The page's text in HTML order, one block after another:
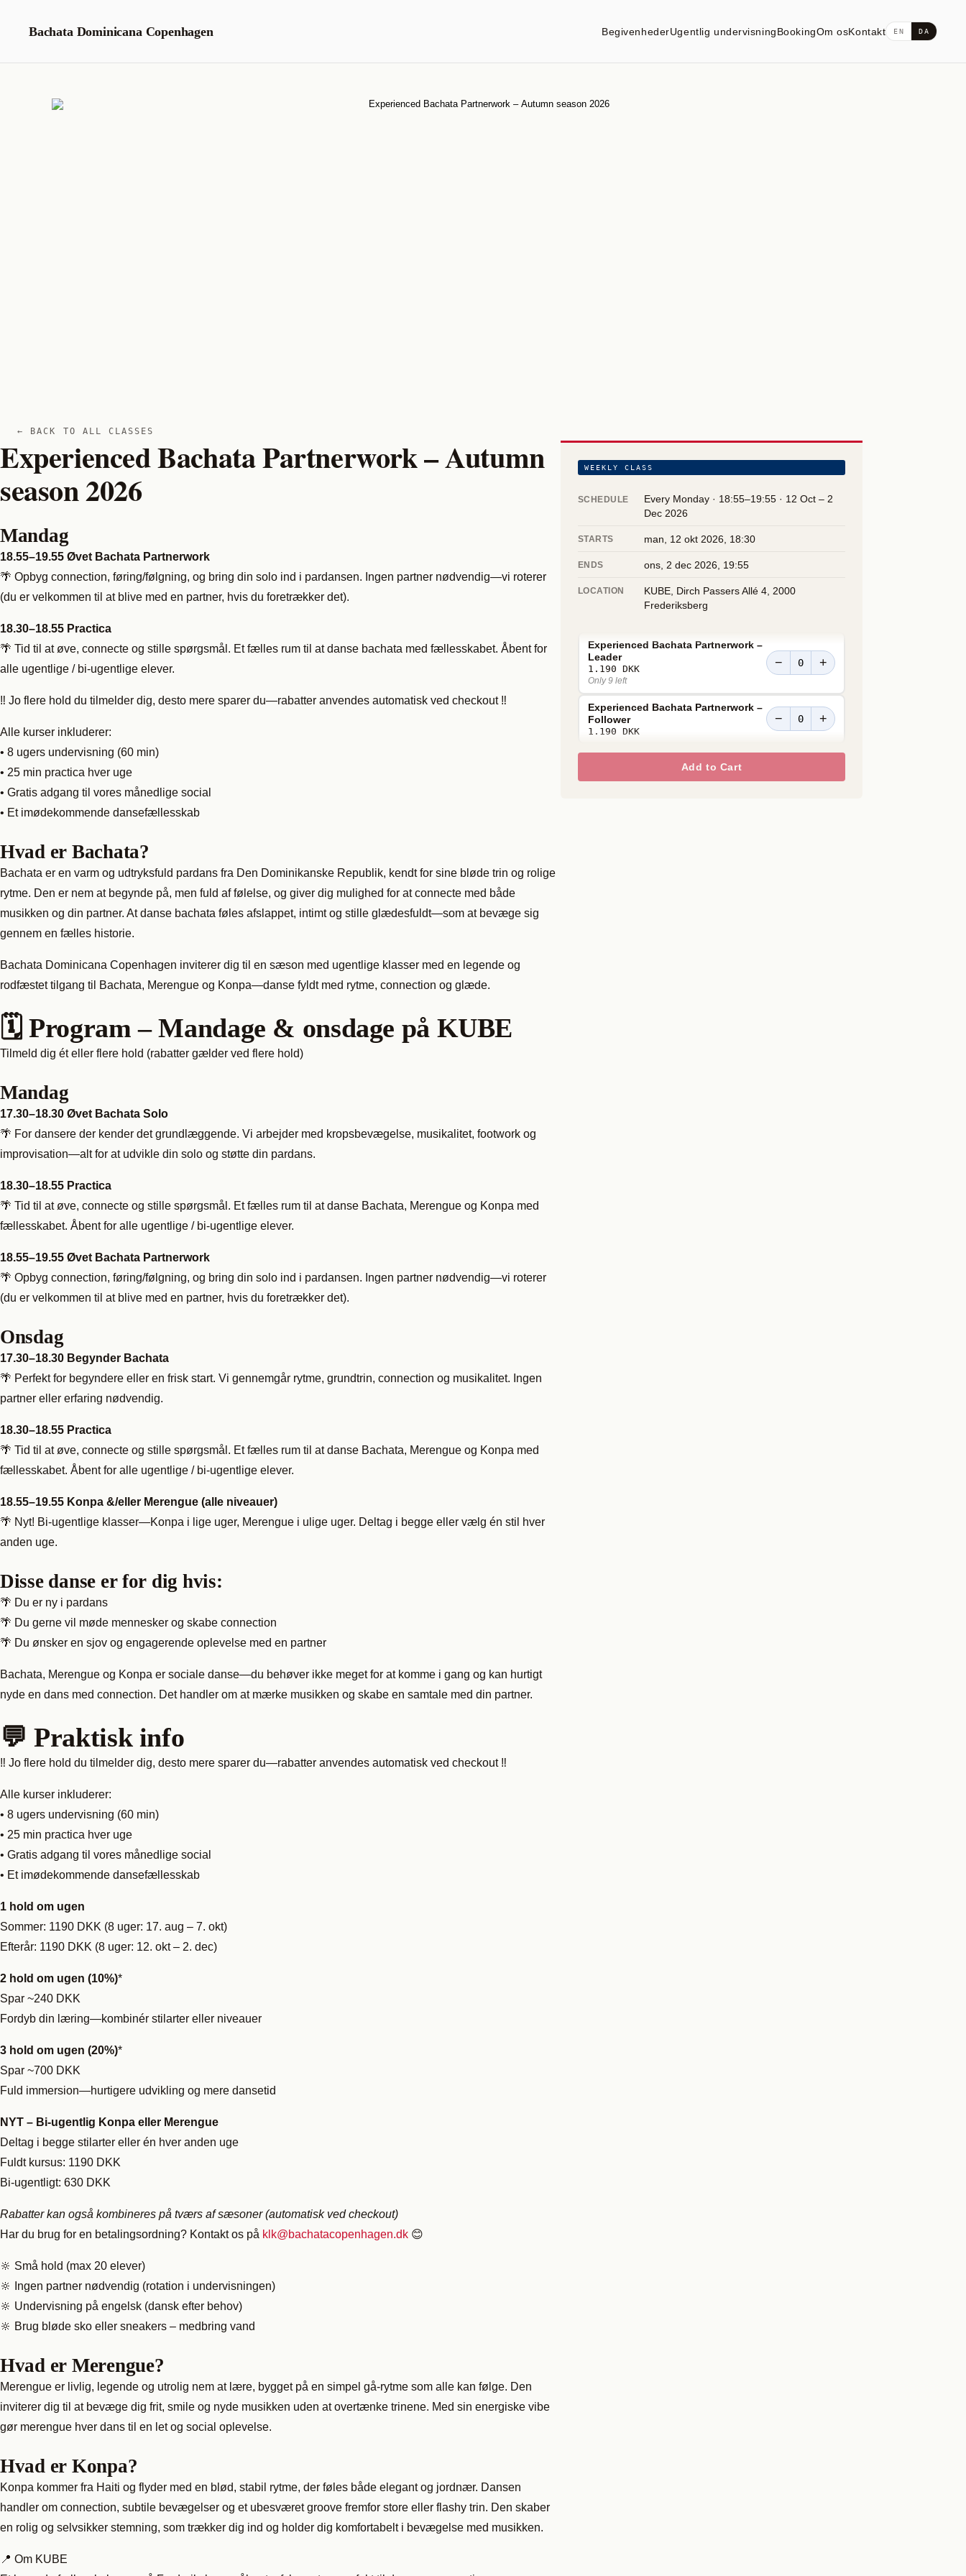
Bachata Dominicana Copenhagen BegivenhederUgentlig undervisningBookingOm osKontakt EN DA
← BACK TO ALL CLASSES
WEEKLY CLASS
SCHEDULE
Every Monday · 18:55–19:55 · 12 Oct – 2
Dec 2026
STARTS man, 12 okt 2026, 18:30
ENDS ons, 2 dec 2026, 19:55
LOCATION
KUBE, Dirch Passers Allé 4, 2000
Frederiksberg
Experienced Bachata Partnerwork –
Leader
1.190 DKK
Only 9 left
− +
Experienced Bachata Partnerwork –
Follower
1.190 DKK
− +
Add to Cart
Experienced Bachata Partnerwork – Autumn
season 2026
Mandag
18.55–19.55 Øvet Bachata Partnerwork
🌴 Opbyg connection, føring/følgning, og bring din solo ind i pardansen. Ingen partner nødvendig—vi roterer
(du er velkommen til at blive med en partner, hvis du foretrækker det).
18.30–18.55 Practica
🌴 Tid til at øve, connecte og stille spørgsmål. Et fælles rum til at danse bachata med fællesskabet. Åbent for
alle ugentlige / bi-ugentlige elever.
‼️ Jo flere hold du tilmelder dig, desto mere sparer du—rabatter anvendes automatisk ved checkout ‼️
Alle kurser inkluderer:
• 8 ugers undervisning (60 min)
• 25 min practica hver uge
• Gratis adgang til vores månedlige social
• Et imødekommende dansefællesskab
Hvad er Bachata?
Bachata er en varm og udtryksfuld pardans fra Den Dominikanske Republik, kendt for sine bløde trin og rolige
rytme. Den er nem at begynde på, men fuld af følelse, og giver dig mulighed for at connecte med både
musikken og din partner. At danse bachata føles afslappet, intimt og stille glædesfuldt—som at bevæge sig
gennem en fælles historie.
Bachata Dominicana Copenhagen inviterer dig til en sæson med ugentlige klasser med en legende og
rodfæstet tilgang til Bachata, Merengue og Konpa—danse fyldt med rytme, connection og glæde.
🗓 Program – Mandage & onsdage på KUBE
Tilmeld dig ét eller flere hold (rabatter gælder ved flere hold)
Mandag
17.30–18.30 Øvet Bachata Solo
🌴 For dansere der kender det grundlæggende. Vi arbejder med kropsbevægelse, musikalitet, footwork og
improvisation—alt for at udvikle din solo og støtte din pardans.
18.30–18.55 Practica
🌴 Tid til at øve, connecte og stille spørgsmål. Et fælles rum til at danse Bachata, Merengue og Konpa med
fællesskabet. Åbent for alle ugentlige / bi-ugentlige elever.
18.55–19.55 Øvet Bachata Partnerwork
🌴 Opbyg connection, føring/følgning, og bring din solo ind i pardansen. Ingen partner nødvendig—vi roterer
(du er velkommen til at blive med en partner, hvis du foretrækker det).
Onsdag
17.30–18.30 Begynder Bachata
🌴 Perfekt for begyndere eller en frisk start. Vi gennemgår rytme, grundtrin, connection og musikalitet. Ingen
partner eller erfaring nødvendig.
18.30–18.55 Practica
🌴 Tid til at øve, connecte og stille spørgsmål. Et fælles rum til at danse Bachata, Merengue og Konpa med
fællesskabet. Åbent for alle ugentlige / bi-ugentlige elever.
18.55–19.55 Konpa &/eller Merengue (alle niveauer)
🌴 Nyt! Bi-ugentlige klasser—Konpa i lige uger, Merengue i ulige uger. Deltag i begge eller vælg én stil hver
anden uge.
Disse danse er for dig hvis:
🌴 Du er ny i pardans
🌴 Du gerne vil møde mennesker og skabe connection
🌴 Du ønsker en sjov og engagerende oplevelse med en partner
Bachata, Merengue og Konpa er sociale danse—du behøver ikke meget for at komme i gang og kan hurtigt
nyde en dans med connection. Det handler om at mærke musikken og skabe en samtale med din partner.
💬 Praktisk info
‼️ Jo flere hold du tilmelder dig, desto mere sparer du—rabatter anvendes automatisk ved checkout ‼️
Alle kurser inkluderer:
• 8 ugers undervisning (60 min)
• 25 min practica hver uge
• Gratis adgang til vores månedlige social
• Et imødekommende dansefællesskab
1 hold om ugen
Sommer: 1190 DKK (8 uger: 17. aug – 7. okt)
Efterår: 1190 DKK (8 uger: 12. okt – 2. dec)
2 hold om ugen (10%)*
Spar ~240 DKK
Fordyb din læring—kombinér stilarter eller niveauer
3 hold om ugen (20%)*
Spar ~700 DKK
Fuld immersion—hurtigere udvikling og mere dansetid
NYT – Bi-ugentlig Konpa eller Merengue
Deltag i begge stilarter eller én hver anden uge
Fuldt kursus: 1190 DKK
Bi-ugentligt: 630 DKK
Rabatter kan også kombineres på tværs af sæsoner (automatisk ved checkout)
Har du brug for en betalingsordning? Kontakt os på klk@bachatacopenhagen.dk 😊
🔆 Små hold (max 20 elever)
🔆 Ingen partner nødvendig (rotation i undervisningen)
🔆 Undervisning på engelsk (dansk efter behov)
🔆 Brug bløde sko eller sneakers – medbring vand
Hvad er Merengue?
Merengue er livlig, legende og utrolig nem at lære, bygget på en simpel gå-rytme som alle kan følge. Den
inviterer dig til at bevæge dig frit, smile og nyde musikken uden at overtænke trinene. Med sin energiske vibe
gør merengue hver dans til en let og social oplevelse.
Hvad er Konpa?
Konpa kommer fra Haiti og flyder med en blød, stabil rytme, der føles både elegant og jordnær. Dansen
handler om connection, subtile bevægelser og et ubesværet groove fremfor store eller flashy trin. Den skaber
en rolig og selvsikker stemning, som trækker dig ind og holder dig komfortabelt i bevægelse med musikken.
📍 Om KUBE